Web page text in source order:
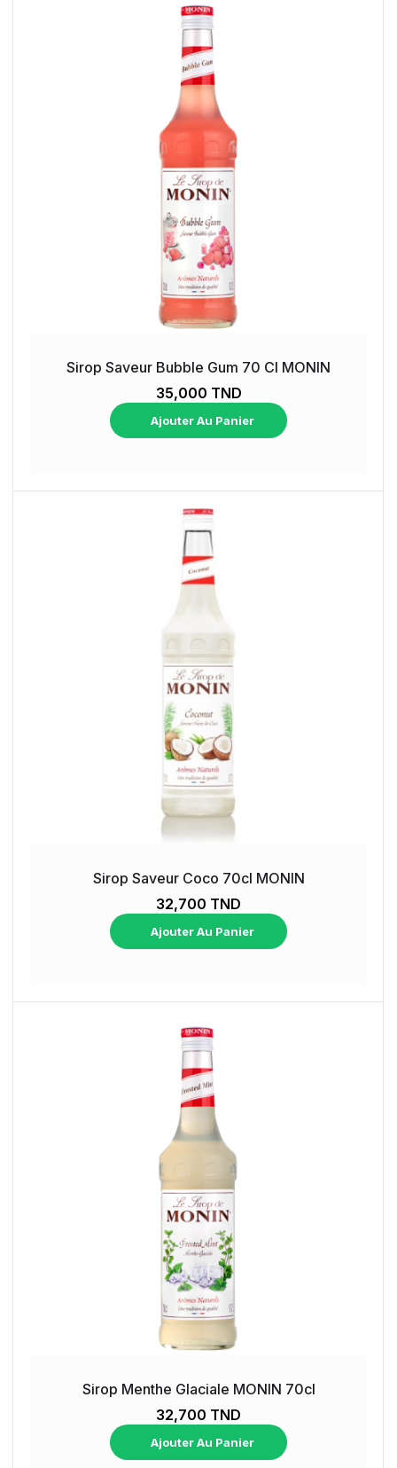
Sirop Saveur Bubble Gum 70 Cl MONIN
35,000 TND
Ajouter Au Panier
Sirop Saveur Coco 70cl MONIN
32,700 TND
Ajouter Au Panier
Sirop Menthe Glaciale MONIN 70cl
32,700 TND
Ajouter Au Panier